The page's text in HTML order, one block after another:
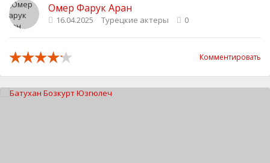
Омер Фарук Аран
16.04.2025 Турецкие актеры 0
Комментировать